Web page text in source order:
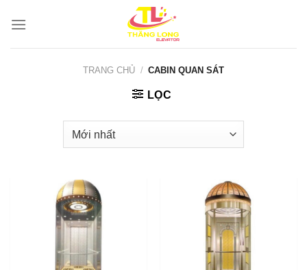
qua
TRANG CHỦ / CABIN QUAN SÁT
LỌC